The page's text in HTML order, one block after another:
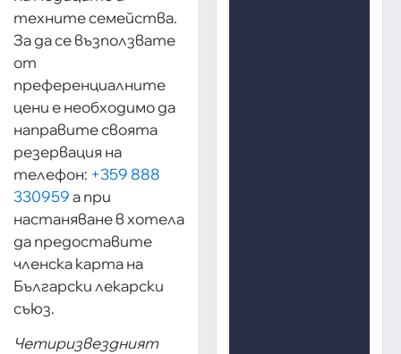
техните семейства.
За да се възползвате
от
преференциалните
цени е необходимо да
направите своята
резервация на
телефон: +359 888
330959а при
настаняване в хотела
да предоставите
членска карта на
Български лекарски
съюз.
Четиризвездният